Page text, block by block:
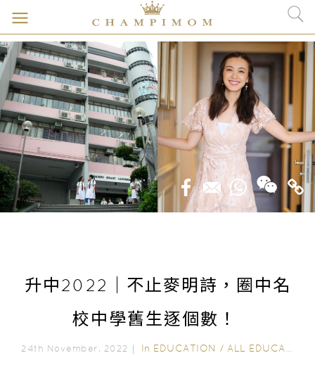
升中2022｜不止麥明詩，圈中名
校中學舊生逐個數！
24th November, 2022｜ In EDUCATION / ALL EDUCATION